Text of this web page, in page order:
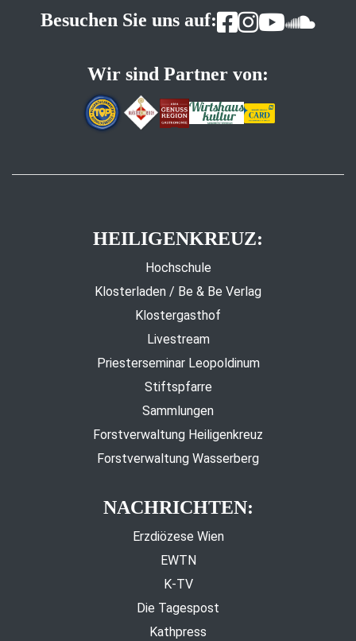
Besuchen Sie uns auf:
Wir sind Partner von:
HEILIGENKREUZ:
Hochschule
Klosterladen / Be & Be Verlag
Klostergasthof
Livestream
Priesterseminar Leopoldinum
Stiftspfarre
Sammlungen
Forstverwaltung Heiligenkreuz
Forstverwaltung Wasserberg
NACHRICHTEN:
Erzdiözese Wien
EWTN
K-TV
Die Tagespost
Kathpress